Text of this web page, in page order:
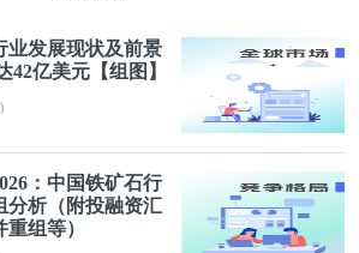
业发展现状及前景
42亿美元【组图】
：中国铁矿石行
分析（附投融资汇
组等）